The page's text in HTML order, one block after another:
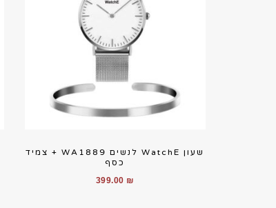
שעון WatchE לנשים WA1889 + צמיד
כסף
399.00 ₪